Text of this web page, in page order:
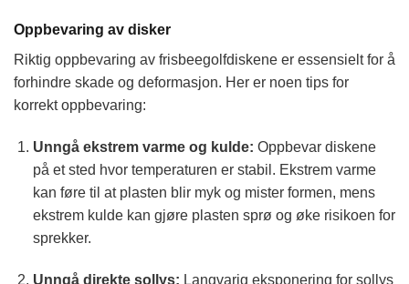
Oppbevaring av disker
Riktig oppbevaring av frisbeegolfdiskene er essensielt for å
forhindre skade og deformasjon. Her er noen tips for
korrekt oppbevaring:
Unngå ekstrem varme og kulde: Oppbevar diskene
på et sted hvor temperaturen er stabil. Ekstrem varme
kan føre til at plasten blir myk og mister formen, mens
ekstrem kulde kan gjøre plasten sprø og øke risikoen for
sprekker.
Unngå direkte sollys: Langvarig eksponering for sollys